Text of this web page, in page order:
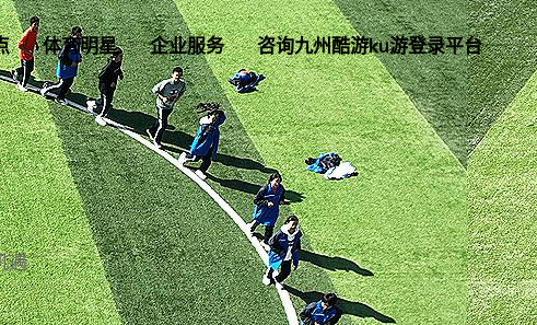
体育明星 企业服务 咨询九州酷游ku游登录平台
遇